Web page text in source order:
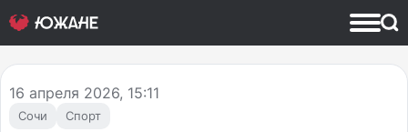
Сочи Спорт
16 апреля 2026, 15:11